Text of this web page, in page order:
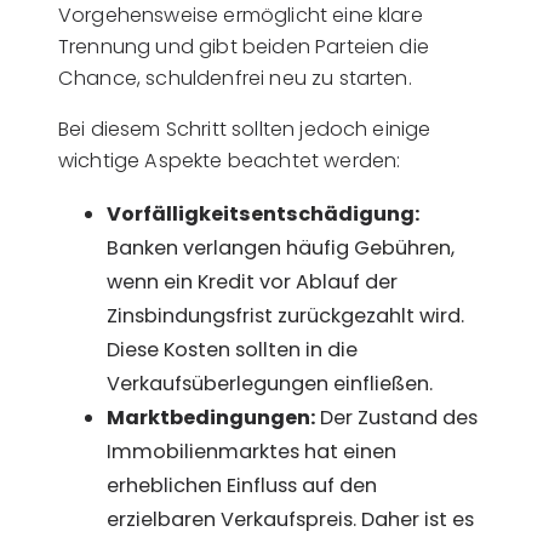
Vorgehensweise ermöglicht eine klare
Trennung und gibt beiden Parteien die
Chance, schuldenfrei neu zu starten.
Bei diesem Schritt sollten jedoch einige
wichtige Aspekte beachtet werden:
Vorfälligkeitsentschädigung:
Banken verlangen häufig Gebühren,
wenn ein Kredit vor Ablauf der
Zinsbindungsfrist zurückgezahlt wird.
Diese Kosten sollten in die
Verkaufsüberlegungen einfließen.
Marktbedingungen: Der Zustand des
Immobilienmarktes hat einen
erheblichen Einfluss auf den
erzielbaren Verkaufspreis. Daher ist es